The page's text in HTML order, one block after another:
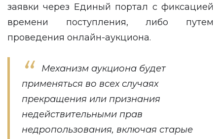
заявки через Единый портал с фиксацией
времени поступления, либо путем
проведения онлайн-аукциона.
Механизм аукциона будет
применяться во всех случаях
прекращения или признания
недействительными прав
недропользования, включая старые